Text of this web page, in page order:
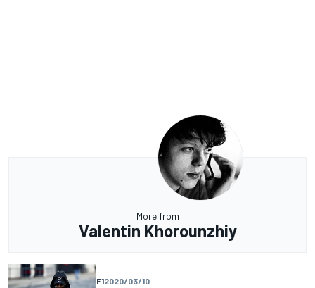
More from
Valentin Khorounzhiy
F12020/03/10